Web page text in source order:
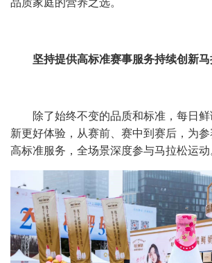
品质家庭的营养之选。
坚持提供高标准赛事服务持续创新
除了始终不变的品质和标准，每日
新更好体验，从赛前、赛中到赛后，为
高标准服务，全场景深度参与马拉松运动